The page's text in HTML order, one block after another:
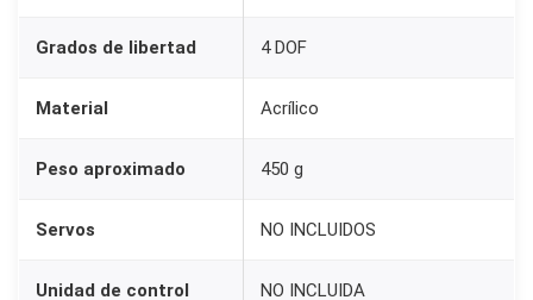
Grados de libertad 4 DOF
Material Acrílico
Peso aproximado 450 g
Servos NO INCLUIDOS
Unidad de control NO INCLUIDA